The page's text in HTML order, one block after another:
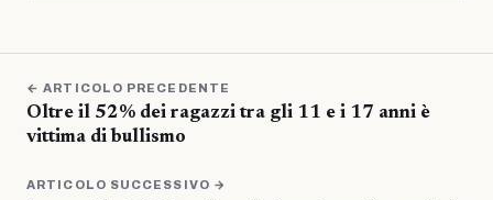
← ARTICOLO PRECEDENTE
Oltre il 52% dei ragazzi tra gli 11 e i 17 anni è
vittima di bullismo
ARTICOLO SUCCESSIVO →